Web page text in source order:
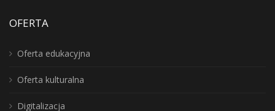
OFERTA
Oferta edukacyjna
Oferta kulturalna
Digitalizacja